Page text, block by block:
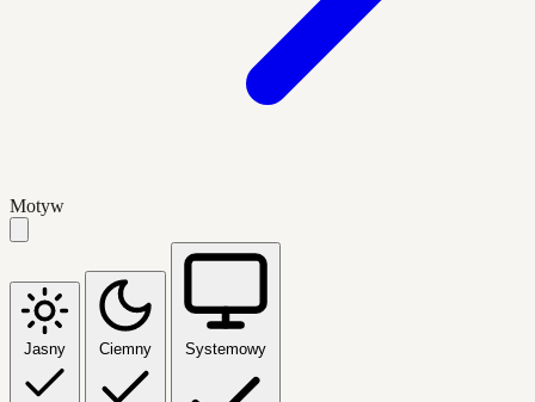
Motyw
Jasny Ciemny Systemowy